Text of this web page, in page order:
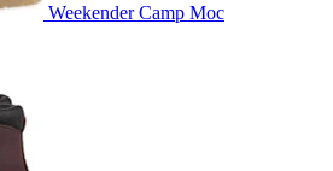
Weekender Camp Moc